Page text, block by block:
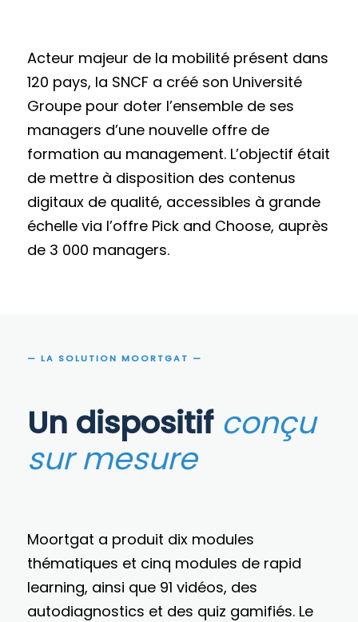
Acteur majeur de la mobilité présent dans
120 pays, la SNCF a créé son Université
Groupe pour doter l’ensemble de ses
managers d’une nouvelle offre de
formation au management. L’objectif était
de mettre à disposition des contenus
digitaux de qualité, accessibles à grande
échelle via l’offre Pick and Choose, auprès
de 3 000 managers.
— LA SOLUTION MOORTGAT —
Un dispositif conçu
sur mesure
Moortgat a produit dix modules
thématiques et cinq modules de rapid
learning, ainsi que 91 vidéos, des
autodiagnostics et des quiz gamifiés. Le